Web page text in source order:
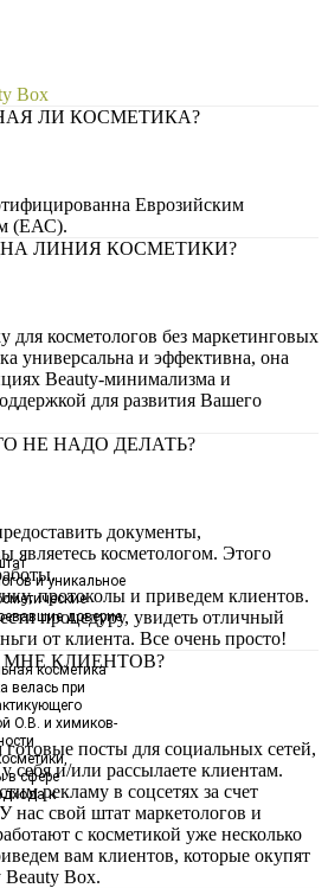
и уникальное
доверие
косметика
велась при
О.В. и химиков-
в сфере
к
Box
ЛИ КОСМЕТИКА?
Еврозийским
(ЕАС).
ЛИНИЯ КОСМЕТИКИ?
для косметологов без маркетинговых
универсальна и эффективна, она
Beauty-минимализма и
для развития Вашего
НЕ НАДО ДЕЛАТЬ?
документы,
являетесь косметологом. Этого
протоколы и приведем клиентов.
процедуру, увидеть отличный
от клиента. Все очень просто!
КЛИЕНТОВ?
посты для социальных сетей,
себя и/или рассылаете клиентам.
рекламу в соцсетях за счет
нас свой штат маркетологов и
с косметикой уже несколько
вам клиентов, которые окупят
Beauty Box.